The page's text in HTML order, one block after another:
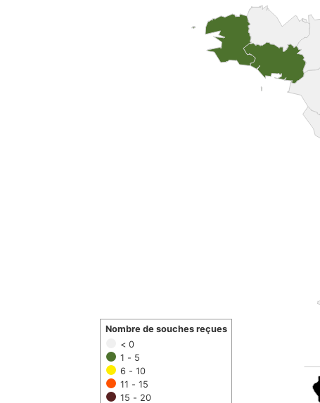
< 0
1 - 5
6 - 10
11 - 15
15 - 20
Nombre de souches reçues